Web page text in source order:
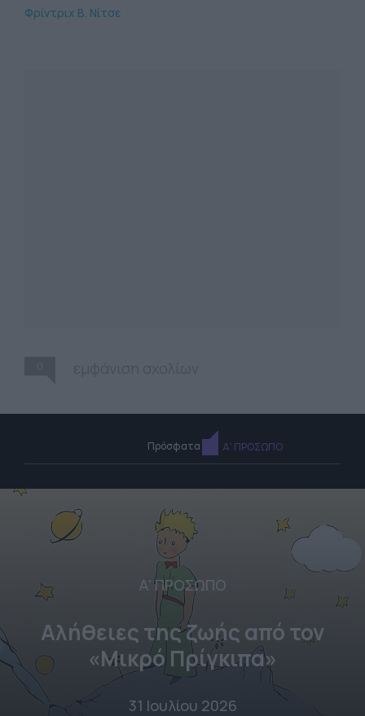
Φρίντριχ Β. Νίτσε
Πρόσφατα Α' ΠΡΟΣΩΠΟ
Α' ΠΡΟΣΩΠΟ
Αλήθειες της ζωής από τον
«Μικρό Πρίγκιπα»
31 Ιουλίου 2026